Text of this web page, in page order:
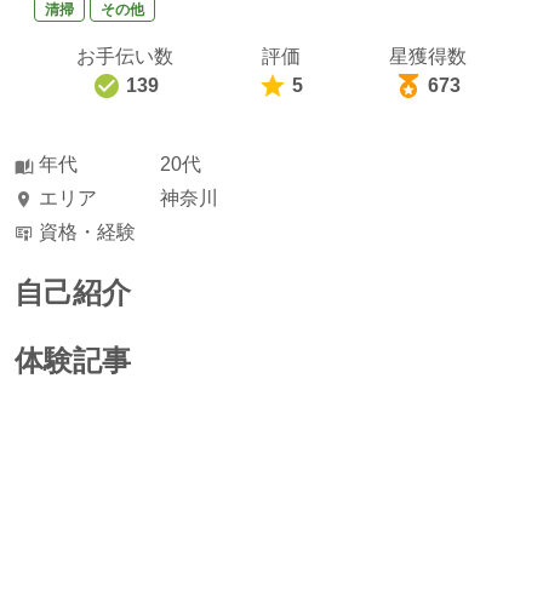
清掃 その他
お手伝い数
139
評価
5
星獲得数
673
年代
20代
エリア
神奈川
資格・経験
自己紹介
体験記事